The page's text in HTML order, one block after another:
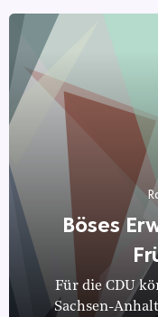
Böses
Für die CDU
Sachsen-